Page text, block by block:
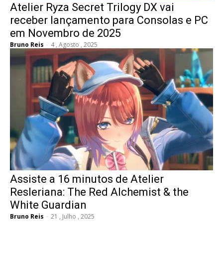
Atelier Ryza Secret Trilogy DX vai
receber lançamento para Consolas e PC
em Novembro de 2025
Bruno Reis - 4 , Agosto , 2025
Assiste a 16 minutos de Atelier
Resleriana: The Red Alchemist & the
White Guardian
Bruno Reis - 21 , Julho , 2025